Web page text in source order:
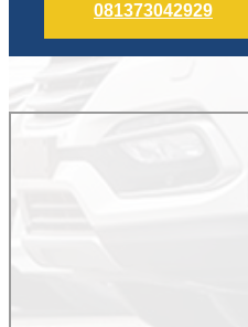
081373042929